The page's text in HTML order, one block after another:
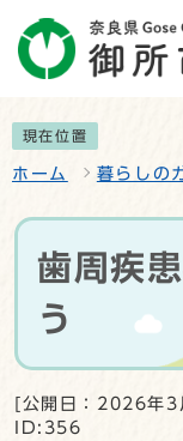
現在位置
ホーム 暮らしの
歯周疾
う
[公開日：2026年3
ID:356